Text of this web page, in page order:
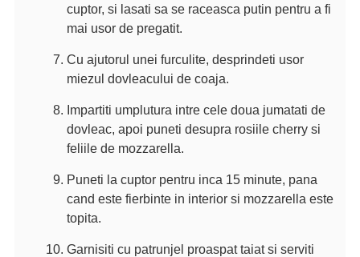
cuptor, si lasati sa se raceasca putin pentru a fi
mai usor de pregatit.
Cu ajutorul unei furculite, desprindeti usor
miezul dovleacului de coaja.
Impartiti umplutura intre cele doua jumatati de
dovleac, apoi puneti desupra rosiile cherry si
feliile de mozzarella.
Puneti la cuptor pentru inca 15 minute, pana
cand este fierbinte in interior si mozzarella este
topita.
Garnisiti cu patrunjel proaspat taiat si serviti